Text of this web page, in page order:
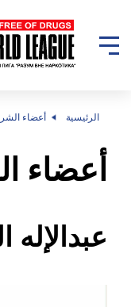
الرئيسية أعضاء
أعضاء